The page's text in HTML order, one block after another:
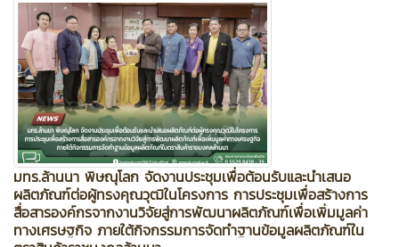
มทร.ล้านนา พิษณุโลก จัดงานประชุมเพื่อต้อนรับและนำเสนอ
ผลิตภัณฑ์ต่อผู้ทรงคุณวุฒิในโครงการ การประชุมเพื่อสร้างการ
สื่อสารองค์กรจากงานวิจัยสู่การพัฒนาผลิตภัณฑ์เพื่อเพิ่มมูลค่า
ทางเศรษฐกิจ ภายใต้กิจกรรมการจัดทำฐานข้อมูลผลิตภัณฑ์ใน